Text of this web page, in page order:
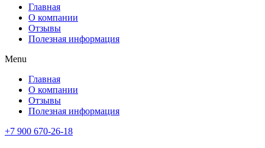
Главная
О компании
Отзывы
Полезная информация
Menu
Главная
О компании
Отзывы
Полезная информация
+7 900 670-26-18